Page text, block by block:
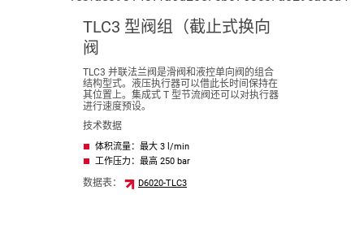
TLC3 型阀组（截止式换向
阀
TLC3 并联法兰阀是滑阀和液控单向阀的组合
结构型式。液压执行器可以借此长时间保持在
其位置上。集成式 T 型节流阀还可以对执行器
进行速度预设。
技术数据
体积流量：最大 3 l/min
工作压力：最高 250 bar
数据表： D6020-TLC3